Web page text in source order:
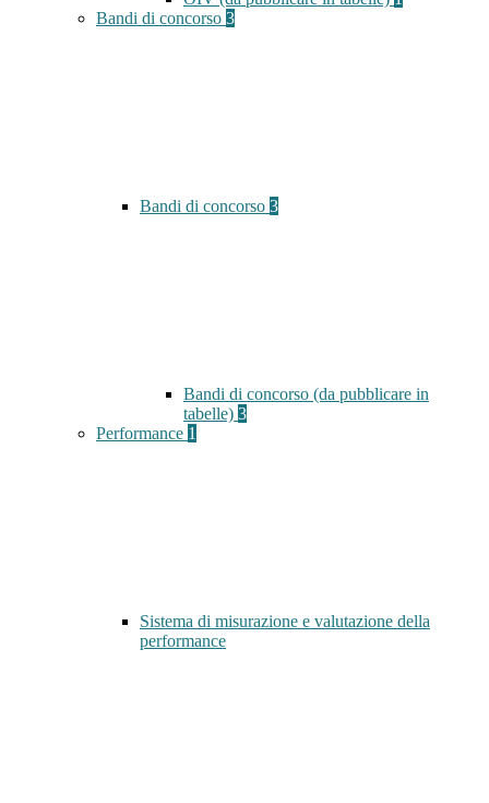
Bandi di concorso 3
Bandi di concorso 3
Bandi di concorso (da pubblicare in
tabelle) 3
Performance 1
Sistema di misurazione e valutazione della
performance